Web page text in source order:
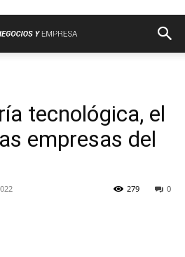
tecnológica, el
empresas del
0
279